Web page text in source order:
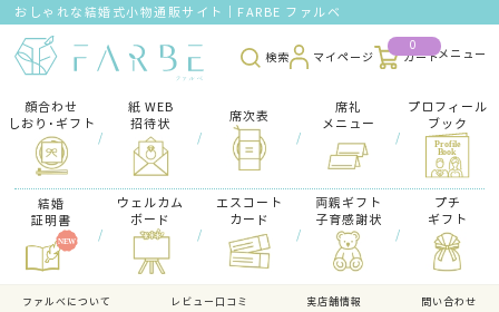
おしゃれな結婚式小物通販サイト｜FARBE ファルベ
検索 マイページ
0
カート
顔合わせ
しおり･ギフト
/
紙 WEB
招待状
/
席次表
/
席礼
メニュー
/
プロフィール
ブック
結婚
証明書
/
ウェルカム
ボード
/
エスコート
カード
/
両親ギフト
子育感謝状
/
プチ
ギフト
ファルべについて レビュー口コミ 実店舗情報 問い合わせ